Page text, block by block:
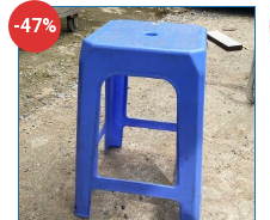
-47%